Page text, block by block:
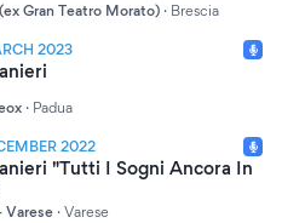
Gran Teatro Morato) · Brescia
2023
· Padua
2022
"Tutti I Sogni Ancora In
Varese · Varese